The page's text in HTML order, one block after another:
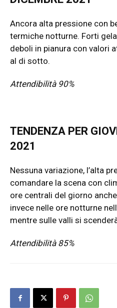
Ancora alta pressione con
termiche notturne. Forti
deboli in pianura con valori
al di sotto.
Attendibilità 90%
TENDENZA PER
2021
Nessuna variazione, l’alta
comandare la scena con
ore centrali del giorno
invece nelle ore notturne
mentre sulle valli si
Attendibilità 85%